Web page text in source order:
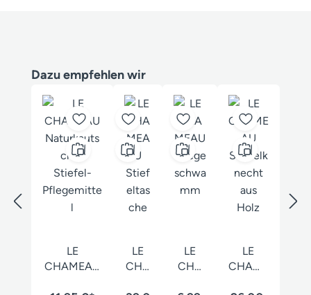
Produktgalerie überspringen
Dazu empfehlen wir
LE
CHAMEAU
LE
CHA
LE
CHA
LE
CHAME